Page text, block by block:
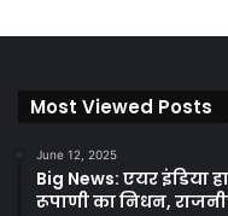
Most Viewed Posts
June 12, 2025
Big News: एयर इंडिया
रूपाणी का निधन,